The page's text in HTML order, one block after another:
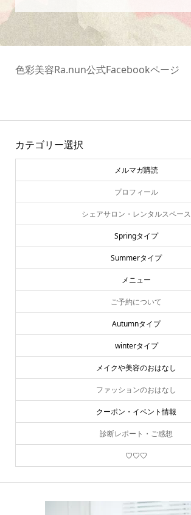
色彩美容Ra.nun公式Facebookページ
カテゴリー選択
メルマガ購読
プロフィール
シェアサロン・レンタルスペース
Springタイプ
Summerタイプ
メニュー
ご予約について
Autumnタイプ
winterタイプ
メイクや美容のおはなし
ファッションのおはなし
クーポン・イベント情報
診断レポート・ご感想
♡♡♡